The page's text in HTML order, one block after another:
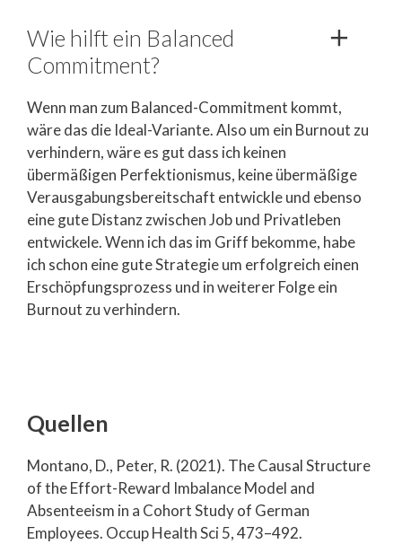
Wie hilft ein Balanced
Commitment?
Wenn man zum Balanced-Commitment kommt,
wäre das die Ideal-Variante. Also um ein Burnout zu
verhindern, wäre es gut dass ich keinen
übermäßigen Perfektionismus, keine übermäßige
Verausgabungsbereitschaft entwickle und ebenso
eine gute Distanz zwischen Job und Privatleben
entwickele. Wenn ich das im Griff bekomme, habe
ich schon eine gute Strategie um erfolgreich einen
Erschöpfungsprozess und in weiterer Folge ein
Burnout zu verhindern.
Quellen
Montano, D., Peter, R. (2021). The Causal Structure
of the Effort-Reward Imbalance Model and
Absenteeism in a Cohort Study of German
Employees. Occup Health Sci 5, 473–492.